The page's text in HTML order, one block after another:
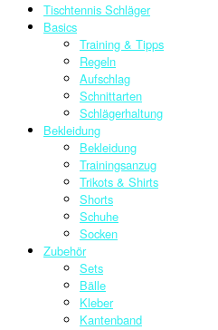
Tischtennis Schläger
Basics
Training & Tipps
Regeln
Aufschlag
Schnittarten
Schlägerhaltung
Bekleidung
Bekleidung
Trainingsanzug
Trikots & Shirts
Shorts
Schuhe
Socken
Zubehör
Sets
Bälle
Kleber
Kantenband